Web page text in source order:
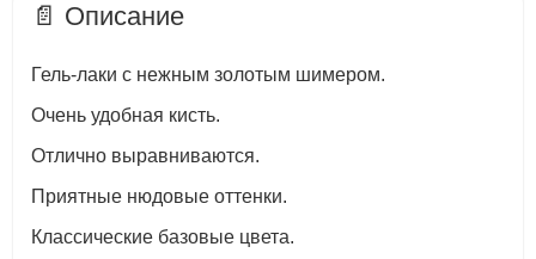
📄 Описание
Гель-лаки с нежным золотым шимером.
Очень удобная кисть.
Отлично выравниваются.
Приятные нюдовые оттенки.
Классические базовые цвета.